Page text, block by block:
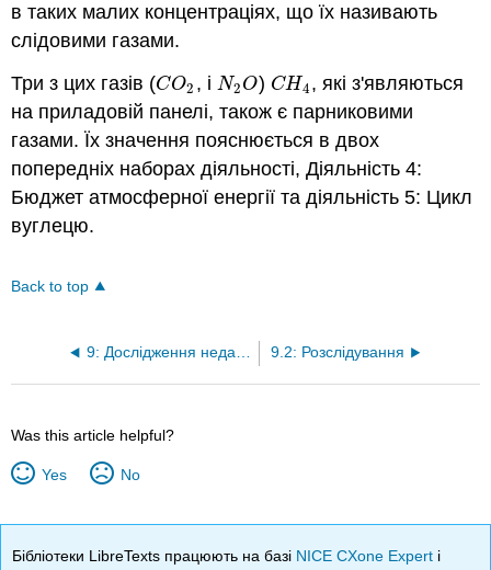
в таких малих концентраціях, що їх називають
слідовими газами.
Три з цих газів (CO2
CO2 , і N2 O
N2O) CH4
CH4 , які з'являються
на приладовій панелі, також є парниковими
газами. Їх значення пояснюється в двох
попередніх наборах діяльності, Діяльність 4:
Бюджет атмосферної енергії та діяльність 5: Цикл
вуглецю.
Back to top
9: Дослідження недавньої глобальної температури 9.2: Розслідування
Was this article helpful?
Yes No
Бібліотеки LibreTexts працюють на базі NICE CXone Expert і